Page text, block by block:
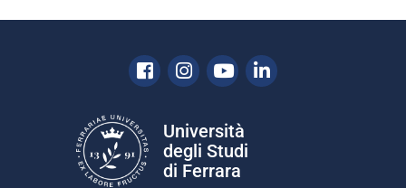
Facebook
Instagram
YoutubeLinkedin
Università
degli Studi
di Ferrara